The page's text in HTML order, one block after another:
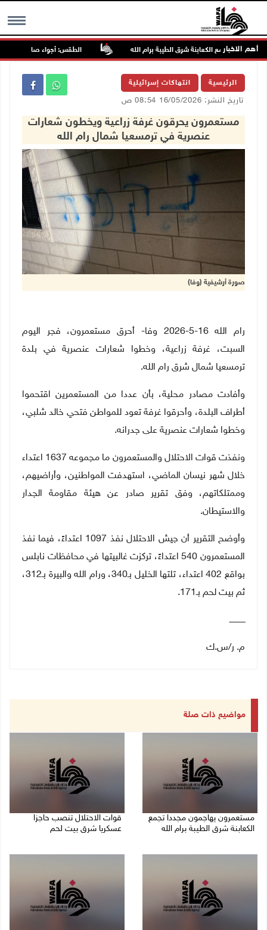
MENU أهم الاخبار
تجمع الكعابنة شرق الطيبة برام الله الطقس: أجواء صافية صيفية
الرئيسية انتهاكات إسرائيلية
تاريخ النشر: 16/05/2026 08:54 ص
مستعمرون يحرقون غرفة زراعية ويخطون شعارات
عنصرية في ترمسعيا شمال رام الله
صورة أرشيفية (وفا)
رام الله 16-5-2026 وفا- أحرق مستعمرون، فجر اليوم
السبت، غرفة زراعية، وخطوا شعارات عنصرية في بلدة
ترمسعيا شمال شرق رام الله.
وأفادت مصادر محلية، بأن عددا من المستعمرين اقتحموا
أطراف البلدة، وأحرقوا غرفة تعود للمواطن فتحي خالد شلبي،
وخطوا شعارات عنصرية على جدرانه.
ونفذت قوات الاحتلال والمستعمرون ما مجموعه 1637 اعتداء
خلال شهر نيسان الماضي، استهدفت المواطنين، وأراضيهم،
وممتلكاتهم، وفق تقرير صادر عن هيئة مقاومة الجدار
والاستيطان.
وأوضح التقرير أن جيش الاحتلال نفذ 1097 اعتداءً، فيما نفذ
المستعمرون 540 اعتداءً، تركزت غالبيتها في محافظات نابلس
بواقع 402 اعتداء، تلتها الخليل بـ340، ورام الله والبيرة بـ312،
ثم بيت لحم بـ171.
ـــــــــــــ
م. ر/س.ك
مواضيع ذات صلة
مستعمرون يهاجمون مجددا تجمع
الكعابنة شرق الطيبة برام الله
قوات الاحتلال تنصب حاجزا
عسكريا شرق بيت لحم